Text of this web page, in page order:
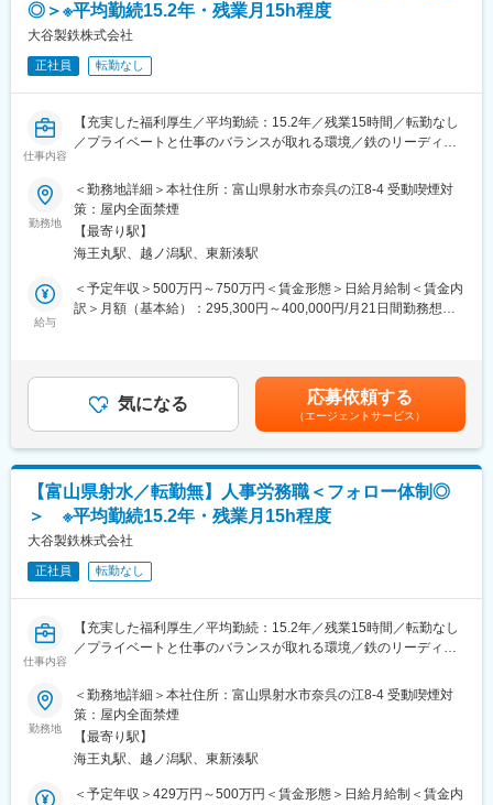
■組織体制・風土
能力を最大限に発揮できる環境づくりにも注力しています。
・社員全員で情報を共有するボーダーレスな体制
■人材育成・成長支援
ます。
・階層別研修
・専門研修
・職場内研修（OJT）
日々の業務や研修を通じてスキルを高め、
個人の成長に合わせて企業も成長していく仕組みを大切にしてい
ます。
■組織体制
総務課及び庶務課では現在兼任を含め10名の社員が活躍中です
（20代1名、30代1名、40代3名、50代2名、60代以上3名）
■働き方：
・転勤なし
・残業月平均15時間程度
・平均勤続年数：15.2年
・原則出社をお願いしていますが、体調や育児、介護、天気の状
況によってリモートワークの相談をしていただくことが可能で
す。
社員が安心して長く働けるよう、福利厚生や設備の充実に努めて
います。
・表彰・融資・記念制度
・慶弔制度
■組織体制・風土
能力を最大限に発揮できる環境づくりにも注力しています。
・社員全員で情報を共有するボーダーレスな体制
・積極的な人材登用
・年齢や立場に関わらず意見を発信できる風土
ます。
・階層別研修
・職場内研修（OJT）
日々の業務や研修を通じてスキルを高め、
個人の成長に合わせて企業も成長していく仕組みを大切にしてい
ます。
◎＞※平均勤続15.2年・残業月15h程度
大谷製鉄株式会社
正社員 転勤なし
仕事内容
【充実した福利厚生／平均勤続：15.2年／残業15時間／転勤なし
／プライベートと仕事のバランスが取れる環境／鉄のリーディン
■大谷製鉄株式会社について
当社は、社会インフラや建設を支える鉄筋コンクリート用棒鋼の
製造に特化したメーカーです。
公共・民間問わず安定した需要があり、景気変動の影響を受けに
くい事業基盤を築いています。
お任せします）
・社内教育に関する企画等
※将来的には人事のみだけでなく、経理や総務へのローテーション
により幅広く経験を積みながら、管理部門の管理者としてもキャ
リアアップしていただけます。
■研修制度：
会社が必要と認めた講習、資格試験等に係る費用については全額
会社負担です。
■働き方：
・原則出社をお願いしていますが、体調や育児、介護、天気の状
況によってリモートワークの相談をしていただくことが可能で
す。
総務部門全体で15名体制で運営しております。(40代以上約10
勤務地
＜勤務地詳細＞本社住所：富山県射水市奈呉の江8-4 受動喫煙対
策：屋内全面禁煙
【最寄り駅】
海王丸駅、越ノ潟駅、東新湊駅
給与
＜予定年収＞500万円～750万円＜賃金形態＞日給月給制＜賃金内
訳＞月額（基本給）：295,300円～400,000円/月21日間勤務想定
2,100,000円（年2回、昨年実績組合平均130万円）賃金はあくま
でも目安の金額であり、選考を通じて上下する可能性がありま
す。月給(月額)は固定手当を含めた表記です。
気になる 応募依頼する
（エージェントサービス）
【富山県射水／転勤無】人事労務職＜フォロー体制◎
＞ ※平均勤続15.2年・残業月15h程度
大谷製鉄株式会社
正社員 転勤なし
仕事内容
【充実した福利厚生／平均勤続：15.2年／残業15時間／転勤なし
／プライベートと仕事のバランスが取れる環境／鉄のリーディン
■大谷製鉄株式会社について
当社は、社会インフラや建設を支える鉄筋コンクリート用棒鋼の
製造に特化したメーカーです。
公共・民間問わず安定した需要があり、景気変動の影響を受けに
くい事業基盤を築いています。
勤務地
＜勤務地詳細＞本社住所：富山県射水市奈呉の江8-4 受動喫煙対
策：屋内全面禁煙
【最寄り駅】
海王丸駅、越ノ潟駅、東新湊駅
＜予定年収＞429万円～500万円＜賃金形態＞日給月給制＜賃金内